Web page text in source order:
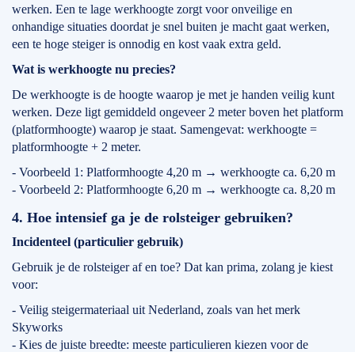
werken. Een te lage werkhoogte zorgt voor onveilige en
onhandige situaties doordat je snel buiten je macht gaat werken,
een te hoge steiger is onnodig en kost vaak extra geld.
Wat is werkhoogte nu precies?
De werkhoogte is de hoogte waarop je met je handen veilig kunt
werken. Deze ligt gemiddeld ongeveer 2 meter boven het platform
(platformhoogte) waarop je staat. Samengevat: werkhoogte =
platformhoogte + 2 meter.
- Voorbeeld 1: Platformhoogte 4,20 m → werkhoogte ca. 6,20 m
- Voorbeeld 2: Platformhoogte 6,20 m → werkhoogte ca. 8,20 m
4. Hoe intensief ga je de rolsteiger gebruiken?
Incidenteel (particulier gebruik)
Gebruik je de rolsteiger af en toe? Dat kan prima, zolang je kiest
voor:
- Veilig steigermateriaal uit Nederland, zoals van het merk
Skyworks
- Kies de juiste breedte: meeste particulieren kiezen voor de